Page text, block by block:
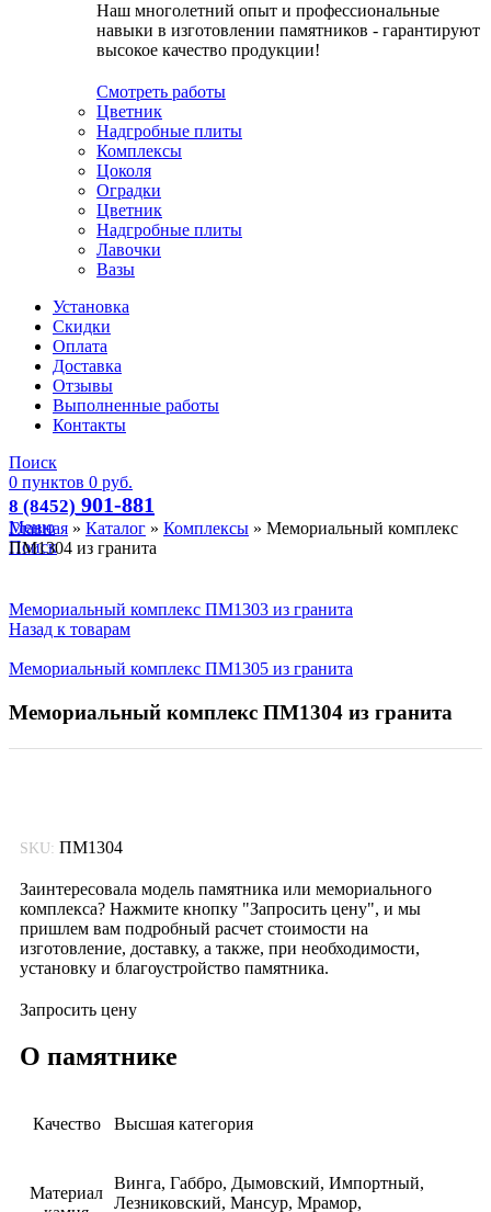
Наш многолетний опыт и профессиональные
навыки в изготовлении памятников - гарантируют
высокое качество продукции!
Смотреть работы
Цветник
Надгробные плиты
Комплексы
Цоколя
Оградки
Цветник
Надгробные плиты
Лавочки
Вазы
Установка
Скидки
Оплата
Доставка
Отзывы
Выполненные работы
Контакты
Поиск
0 пунктов 0 руб.
8 (8452) 901-881
Меню
Поиск
Главная » Каталог » Комплексы » Мемориальный комплекс
ПМ1304 из гранита
Мемориальный комплекс ПМ1303 из гранита
Назад к товарам
Мемориальный комплекс ПМ1305 из гранита
Мемориальный комплекс ПМ1304 из гранита
SKU: ПМ1304
Заинтересовала модель памятника или мемориального
комплекса? Нажмите кнопку "Запросить цену", и мы
пришлем вам подробный расчет стоимости на
изготовление, доставку, а также, при необходимости,
установку и благоустройство памятника.
Запросить цену
О памятнике
Качество Высшая категория
Материал
Винга, Габбро, Дымовский, Импортный,
Лезниковский, Мансур, Мрамор,